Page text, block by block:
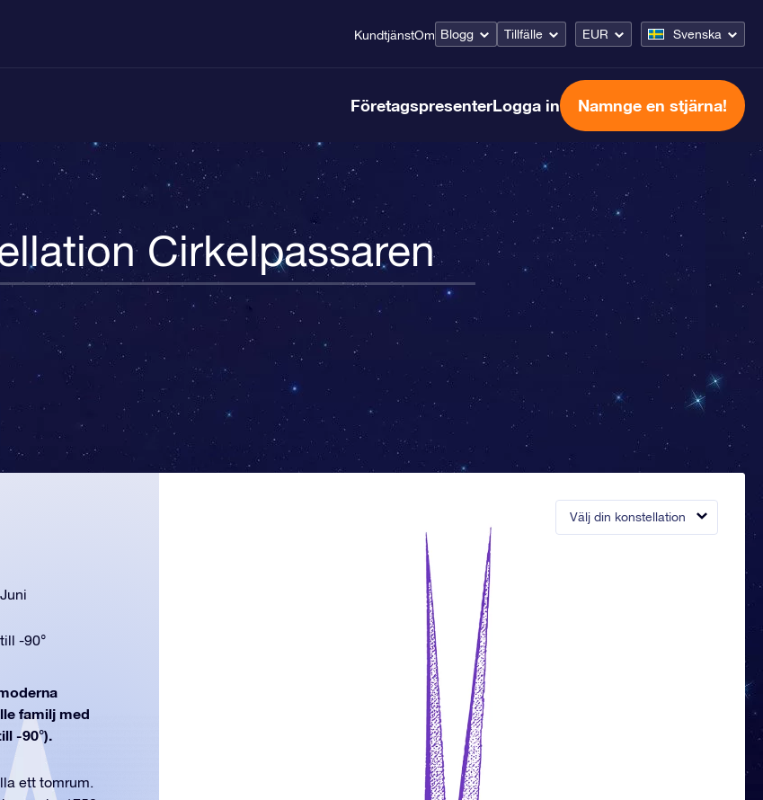
KundtjänstOm Blogg Tillfälle EUR Svenska
FöretagspresenterLogga in Namnge en stjärna!
Cirkelpassaren
Välj din konstellation
Juni
-90°
familj med
-90°).
ett tomrum.